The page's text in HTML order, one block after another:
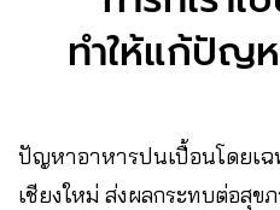
ทำให้แก้ปัญ
ปัญหาอาหารปนเปื้อนโดยเ
เชียงใหม่ ส่งผลกระทบต่อสุ